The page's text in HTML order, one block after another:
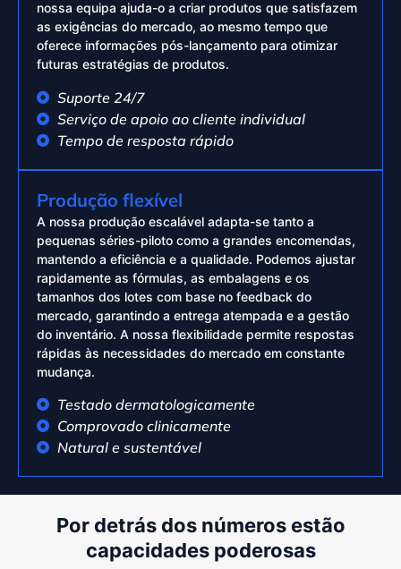
nossa equipa ajuda-o a criar produtos que satisfazem
as exigências do mercado, ao mesmo tempo que
oferece informações pós-lançamento para otimizar
futuras estratégias de produtos.
Suporte 24/7
Serviço de apoio ao cliente individual
Tempo de resposta rápido
Produção flexível
A nossa produção escalável adapta-se tanto a
pequenas séries-piloto como a grandes encomendas,
mantendo a eficiência e a qualidade. Podemos ajustar
rapidamente as fórmulas, as embalagens e os
tamanhos dos lotes com base no feedback do
mercado, garantindo a entrega atempada e a gestão
do inventário. A nossa flexibilidade permite respostas
rápidas às necessidades do mercado em constante
mudança.
Testado dermatologicamente
Comprovado clinicamente
Natural e sustentável
Por detrás dos números estão
capacidades poderosas